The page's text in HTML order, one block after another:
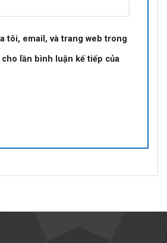
tôi, email, và trang web trong
lần bình luận kế tiếp của